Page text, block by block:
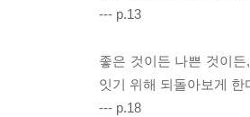
--- p.13
좋은 것이든 나쁜 것이
잇기 위해 되돌아보게 한
--- p.18